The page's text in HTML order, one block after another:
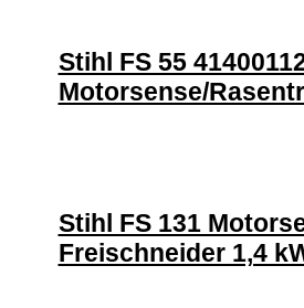
Stihl FS 55
Motorsense/
Stihl FS 131
Freischneider 1,4